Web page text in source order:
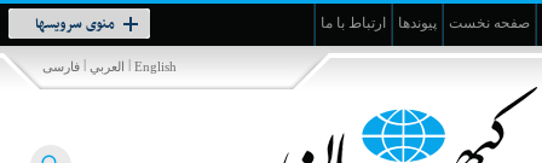
صفحه نخست پیوندها ارتباط با ما منوی سرویسها
Toggle
navigation
فارسی | العربي | English